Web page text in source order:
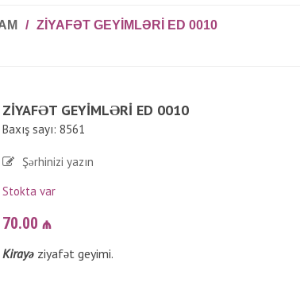
/ ZIYAFƏT GEYIMLƏRI ED 0010
ZIYAFƏT GEYIMLƏRI ED 0010
Baxış sayı: 8561
Şərhinizi yazın
Stokta var
70.00 ₼
Kirayəziyafət geyimi.